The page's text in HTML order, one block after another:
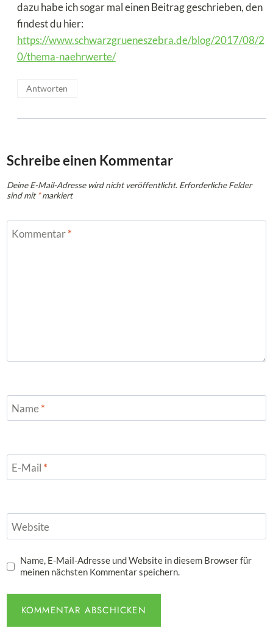
dazu habe ich sogar mal einen Beitrag geschrieben, den
findest du hier:
https://www.schwarzgrueneszebra.de/blog/2017/08/2
0/thema-naehrwerte/
Antworten
Schreibe einen Kommentar
Deine E-Mail-Adresse wird nicht veröffentlicht. Erforderliche Felder
sind mit*markiert
Kommentar*
Name*
E-Mail *
Website
Name, E-Mail-Adresse und Website in diesem Browser für
meinen nächsten Kommentar speichern.